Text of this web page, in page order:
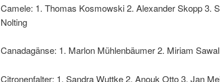
Camele: 1. Thomas Kosmowski 2. Alexander Skopp 3.
Nolting
Canadagänse: 1. Marlon Mühlenbäumer 2. Miriam
Citronenfalter: 1. Sandra Wuttke 2. Anouk Otto 3. Jan